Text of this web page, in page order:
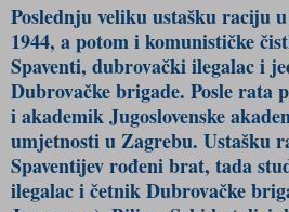
Poslednju veliku ustašku raciju
1944, a potom i komunističke
Spaventi, dubrovački ilegalac i
Dubrovačke brigade. Posle rata
i akademik Jugoslovenske
umjetnosti u Zagrebu. Ustašku
Spaventijev rođeni brat, tada
ilegalac i četnik Dubrovačke